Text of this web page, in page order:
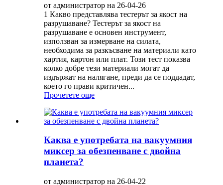
от администратор на 26-04-26
1 Какво представлява тестерът за якост на
разрушаване? Тестерът за якост на
разрушаване е основен инструмент,
използван за измерване на силата,
необходима за разкъсване на материали като
хартия, картон или плат. Този тест показва
колко добре тези материали могат да
издържат на налягане, преди да се поддадат,
което го прави критичен...
Прочетете още
Каква е употребата на вакуумния
миксер за обезпенване с двойна
планета?
от администратор на 26-04-22